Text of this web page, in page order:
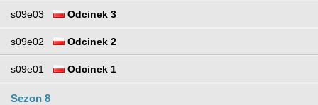
s09e03 Odcinek 3
s09e02 Odcinek 2
s09e01 Odcinek 1
Sezon 8